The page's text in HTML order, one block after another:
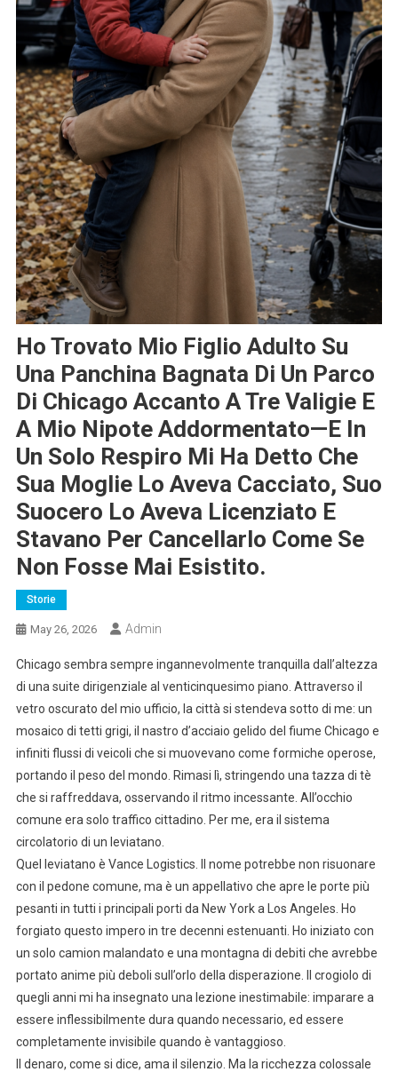
Ho Trovato Mio Figlio Adulto Su
Una Panchina Bagnata Di Un Parco
Di Chicago Accanto A Tre Valigie E
A Mio Nipote Addormentato—E In
Un Solo Respiro Mi Ha Detto Che
Sua Moglie Lo Aveva Cacciato, Suo
Suocero Lo Aveva Licenziato E
Stavano Per Cancellarlo Come Se
Non Fosse Mai Esistito.
Storie
May 26, 2026 Admin
Chicago sembra sempre ingannevolmente tranquilla dall’altezza
di una suite dirigenziale al venticinquesimo piano. Attraverso il
vetro oscurato del mio ufficio, la città si stendeva sotto di me: un
mosaico di tetti grigi, il nastro d’acciaio gelido del fiume Chicago e
infiniti flussi di veicoli che si muovevano come formiche operose,
portando il peso del mondo. Rimasi lì, stringendo una tazza di tè
che si raffreddava, osservando il ritmo incessante. All’occhio
comune era solo traffico cittadino. Per me, era il sistema
circolatorio di un leviatano.
Quel leviatano è Vance Logistics. Il nome potrebbe non risuonare
con il pedone comune, ma è un appellativo che apre le porte più
pesanti in tutti i principali porti da New York a Los Angeles. Ho
forgiato questo impero in tre decenni estenuanti. Ho iniziato con
un solo camion malandato e una montagna di debiti che avrebbe
portato anime più deboli sull’orlo della disperazione. Il crogiolo di
quegli anni mi ha insegnato una lezione inestimabile: imparare a
essere inflessibilmente dura quando necessario, ed essere
completamente invisibile quando è vantaggioso.
Il denaro, come si dice, ama il silenzio. Ma la ricchezza colossale